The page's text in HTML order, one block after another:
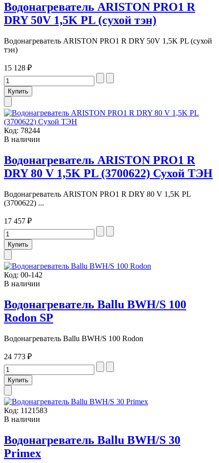
Водонагреватель ARISTON PRO1 R
DRY 50V 1,5K PL (сухой тэн)
Водонагреватель ARISTON PRO1 R DRY 50V 1,5K PL (сухой
тэн)
15 128 ₽
Код: 78244
В наличии
Водонагреватель ARISTON PRO1 R
DRY 80 V 1,5K PL (3700622) Сухой ТЭН
Водонагреватель ARISTON PRO1 R DRY 80 V 1,5K PL
(3700622) ...
17 457 ₽
Код: 00-142
В наличии
Водонагреватель Ballu BWH/S 100
Rodon SP
Водонагреватель Ballu BWH/S 100 Rodon
24 773 ₽
Код: 1121583
В наличии
Водонагреватель Ballu BWH/S 30
Primex